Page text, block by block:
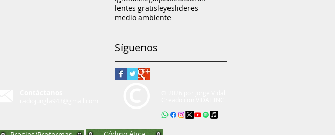
lentes gratisleyeslideres
medio ambiente
Síguenos